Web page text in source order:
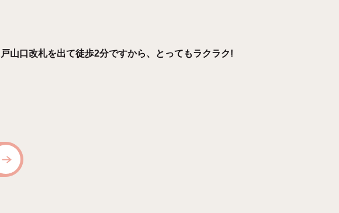
山口改札を出て徒歩2分ですから、とってもラクラク!